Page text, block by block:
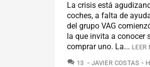
La crisis está
coches, a falta de
del grupo VAG
la que invita a conocer
comprar uno. La... LEER
13 COMENTARIOS
JAVIER COSTAS